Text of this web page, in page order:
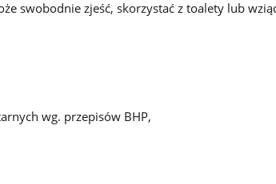
swobodnie zjeść, skorzystać z toalety lub
wg. przepisów BHP,